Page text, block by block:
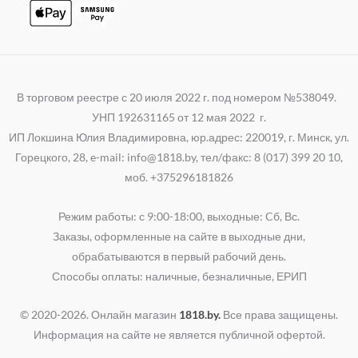
В торговом реестре с 20 июля 2022 г. под номером №538049.
УНП 192631165 от 12 мая 2022 г.
ИП Локшина Юлия Владимировна, юр.адрес: 220019, г. Минск, ул.
Горецкого, 28, e-mail: info@1818.by, тел/факс: 8 (017) 399 20 10,
моб. +375296181826
Режим работы: с 9:00-18:00, выходные: Cб, Вс.
Заказы, оформленные на сайте в выходные дни,
обрабатываются в первый рабочий день.
Способы оплаты: наличные, безналичные, ЕРИП
© 2020-2026. Онлайн магазин 1818.by. Все права защищены.
Информация на сайте не является публичной офертой.